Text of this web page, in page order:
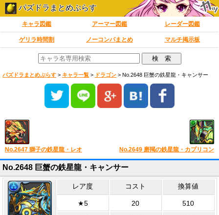
パズドラまとめぷらす
キャラ図鑑 アーマー図鑑 レーダー図鑑
ゲリラ時間割 ノーコンパまとめ マルチ掲示板
パズドラまとめぷらす > キャラ一覧 > ドラゴン > No.2648 巨蟹の鉄星龍・キャンサー
No.2647 獅子の鉄星龍・レオ No.2649 磨羯の鉄星龍・カプリコン
No.2648 巨蟹の鉄星龍・キャンサー
レア度 コスト 換算値
★5 20 510